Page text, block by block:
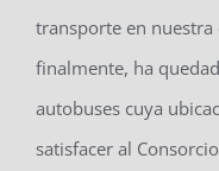
transporte en
finalmente, ha
autobuses cuya
satisfacer al